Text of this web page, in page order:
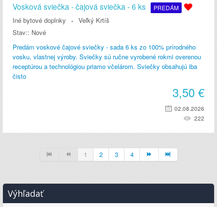
Vosková sviečka - čajová sviečka - 6 ks PREDÁM
Iné bytové doplnky
Veľký Krtíš
Stav:: Nové
Predám voskové čajové sviečky - sada 6 ks zo 100% prírodného
vosku, vlastnej výroby. Sviečky sú ručne vyrobené rokmi overenou
receptúrou a technológiou priamo včelárom. Sviečky obsahujú iba
čisto
3,50 €
02.08.2026
222
1 2 3 4
Výhľadať